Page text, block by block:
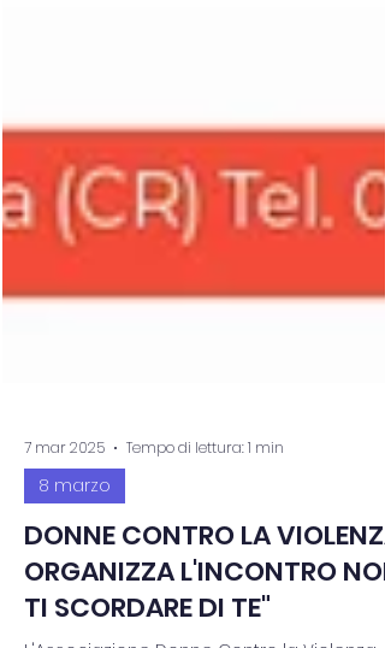
7 mar 2025 Tempo di lettura: 1 min
8 marzo
DONNE CONTRO LA VIOLENZA